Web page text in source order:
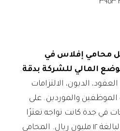
محامي إفلاس في
المالي للشركة بدقة.
الديون، الالتزامات
الموظفين والموردين. على
في جدة كانت تواجه تعثرًا
ماليًا بسبب تراكم الديون البالغة ١٢ مليون ريال. المحامي